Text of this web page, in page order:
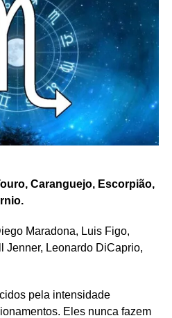
Caranguejo, Escorpião,
Maradona, Luis Figo,
Jenner, Leonardo DiCaprio,
pela intensidade
Eles nunca fazem